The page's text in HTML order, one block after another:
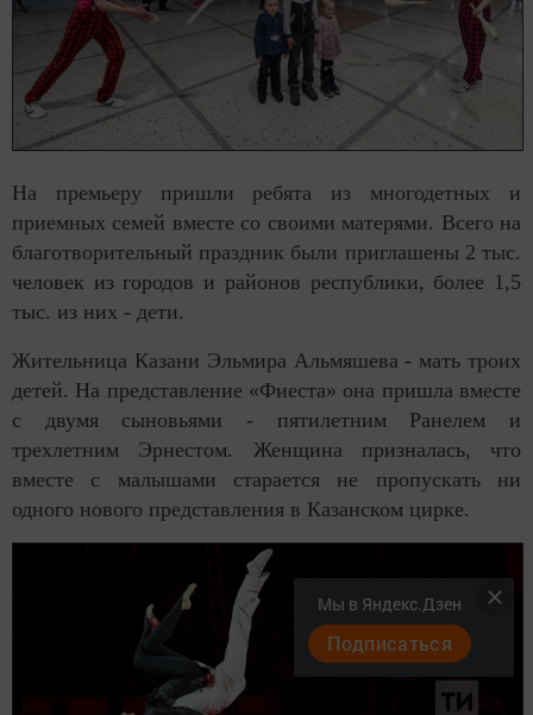
На премьеру пришли ребята из многодетных и
приемных семей вместе со своими матерями. Всего на
благотворительный праздник были приглашены 2 тыс.
человек из городов и районов республики, более 1,5
тыс. из них - дети.
Жительница Казани Эльмира Альмяшева - мать троих
детей. На представление «Фиеста» она пришла вместе
с двумя сыновьями - пятилетним Ранелем и
трехлетним Эрнестом. Женщина призналась, что
вместе с малышами старается не пропускать ни
одного нового представления в Казанском цирке.
Мы в Яндекс.Дзен
Подписаться